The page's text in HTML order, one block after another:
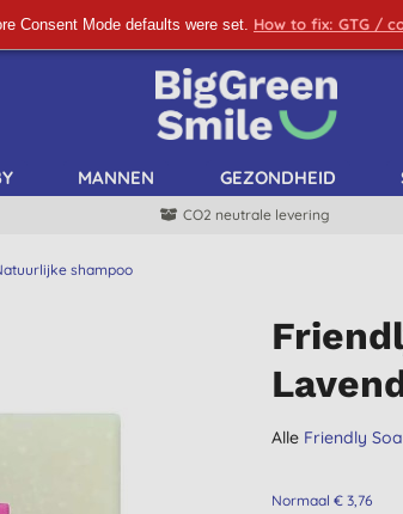
Consent Mode defaults were set. How to fix: GTG /
SCHRIJF ME IN!
MANNEN GEZONDHEID
CO2 neutrale levering
shampoo
Alle Friendly
Normaal € 3,76